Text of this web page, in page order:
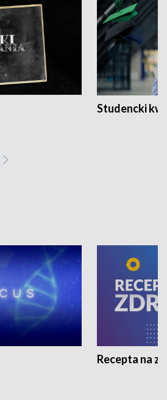
Studencki
Recepta na